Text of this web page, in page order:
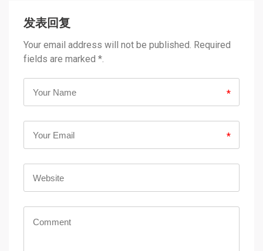
发表回复
Your email address will not be published. Required
fields are marked *.
*
*